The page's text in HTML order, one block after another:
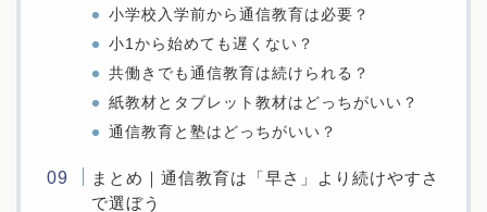
小学校入学前から通信教育は必要？
小1から始めても遅くない？
共働きでも通信教育は続けられる？
紙教材とタブレット教材はどっちがいい？
通信教育と塾はどっちがいい？
まとめ｜通信教育は「早さ」より続けやすさ
で選ぼう